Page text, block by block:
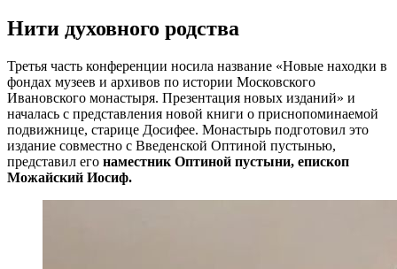
Нити духовного родства
Третья часть конференции носила название «Новые находки в
фондах музеев и архивов по истории Московского
Ивановского монастыря. Презентация новых изданий» и
началась с представления новой книги о приснопоминаемой
подвижнице, старице Досифее. Монастырь подготовил это
издание совместно с Введенской Оптиной пустынью,
представил его наместник Оптиной пустыни, епископ
Можайский Иосиф.